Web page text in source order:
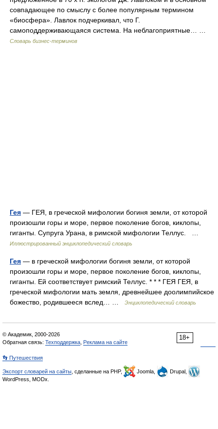
совпадающее по смыслу с более популярным термином
«биосфера». Лавлок подчеркивал, что Г.
самоподдерживающаяся система. На неблагоприятные… …
Словарь бизнес-терминов
Гея — ГЕЯ, в греческой мифологии богиня земли, от которой
произошли горы и море, первое поколение богов, киклопы,
гиганты. Супруга Урана, в римской мифологии Теллус. …
Иллюстрированный энциклопедический словарь
Гея — в греческой мифологии богиня земли, от которой
произошли горы и море, первое поколение богов, киклопы,
гиганты. Ей соответствует римский Теллус. * * * ГЕЯ ГЕЯ, в
греческой мифологии мать земля, древнейшее доолимпийское
божество, родившееся вслед… …
Энциклопедический словарь
18+
© Академик, 2000-2026
Обратная связь: Техподдержка Реклама на сайте
👣 Путешествия
Экспорт словарей на сайты , сделанные на PHP, Joomla,
Drupal,
WordPress, MODx.